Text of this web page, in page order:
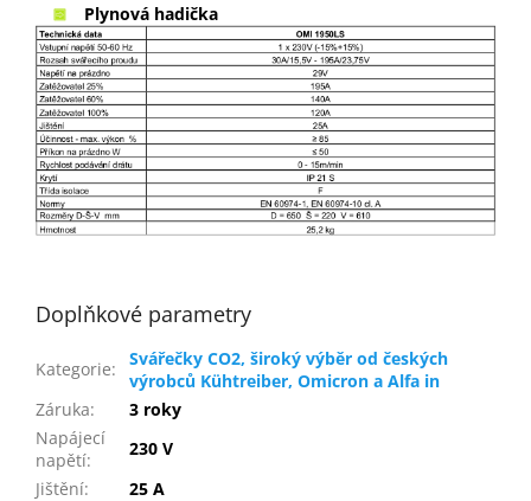
Plynová hadička
Doplňkové parametry
Kategorie:
Svářečky CO2, široký výběr od českých
výrobců Kühtreiber, Omicron a Alfa in
Záruka:
3 roky
Napájecí
napětí:
230 V
Jištění:
25 A